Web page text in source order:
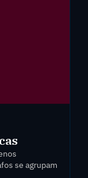
se agrupam